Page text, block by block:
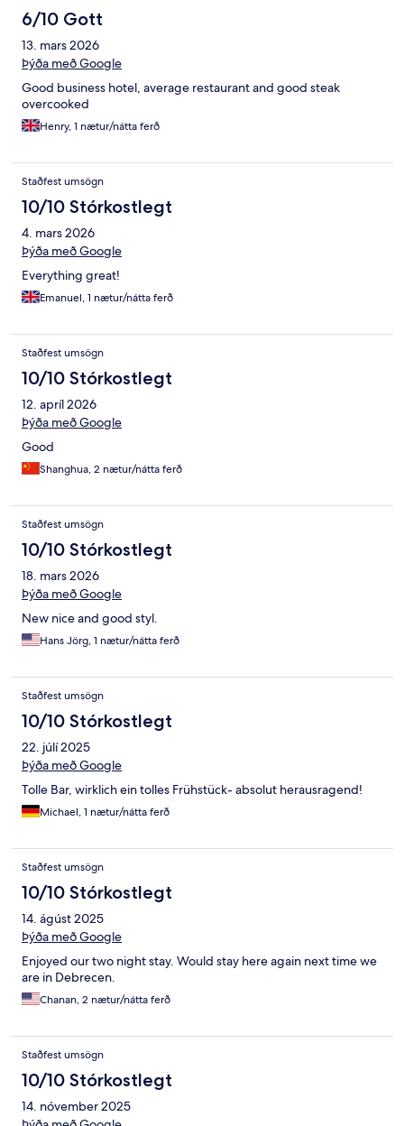
6/10 Gott
13. mars 2026
Þýða með Google
Good business hotel, average restaurant and good steak
overcooked
Henry, 1 nætur/nátta ferð
Staðfest umsögn
10/10 Stórkostlegt
4. mars 2026
Þýða með Google
Everything great!
Emanuel, 1 nætur/nátta ferð
Staðfest umsögn
10/10 Stórkostlegt
12. apríl 2026
Þýða með Google
Good
Shanghua, 2 nætur/nátta ferð
Staðfest umsögn
10/10 Stórkostlegt
18. mars 2026
Þýða með Google
New nice and good styl.
Hans Jörg, 1 nætur/nátta ferð
Staðfest umsögn
10/10 Stórkostlegt
22. júlí 2025
Þýða með Google
Tolle Bar, wirklich ein tolles Frühstück- absolut herausragend!
Michael, 1 nætur/nátta ferð
Staðfest umsögn
10/10 Stórkostlegt
14. ágúst 2025
Þýða með Google
Enjoyed our two night stay. Would stay here again next time we
are in Debrecen.
Chanan, 2 nætur/nátta ferð
Staðfest umsögn
10/10 Stórkostlegt
14. nóvember 2025